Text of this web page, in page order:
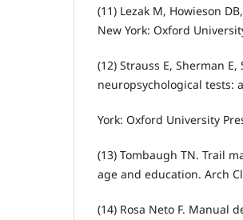
(11) Lezak M, Howieson
New York: Oxford
(12) Strauss E, Sherman
neuropsychological tests:
York: Oxford University
(13) Tombaugh TN. Trail
age and education. Arch
(14) Rosa Neto F. Manual